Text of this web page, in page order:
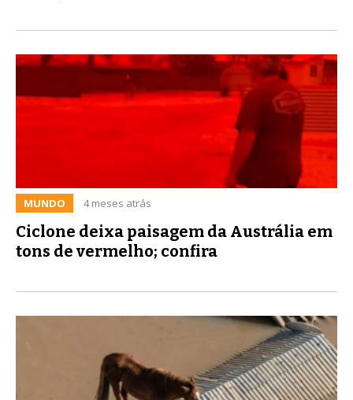
MUNDO 4 meses atrás
Ciclone deixa paisagem da Austrália em
tons de vermelho; confira